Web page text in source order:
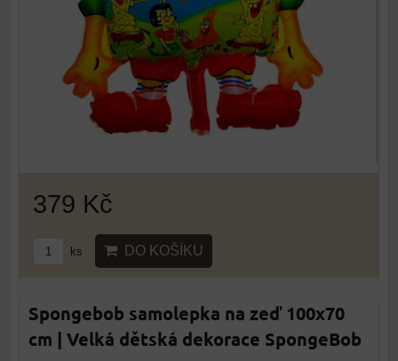
379 Kč
ks DO KOŠÍKU
Spongebob samolepka na zeď 100x70
cm | Velká dětská dekorace SpongeBob